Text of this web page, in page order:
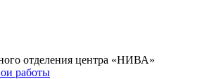
отделения центра «НИВА»
работы